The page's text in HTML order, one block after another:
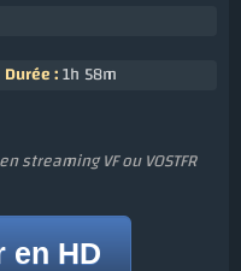
Durée :1h 58m
streaming VF ou VOSTFR
en HD